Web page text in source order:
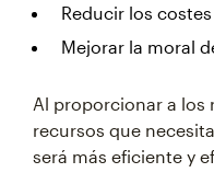
Reducir los
Mejorar la moral
Al proporcionar a los
recursos que
será más eficiente y